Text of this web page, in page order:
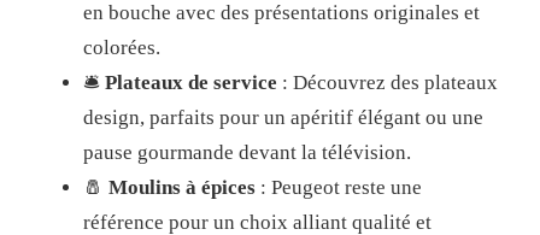
en bouche avec des présentations originales et
colorées.
🛎️ Plateaux de service : Découvrez des plateaux
design, parfaits pour un apéritif élégant ou une
pause gourmande devant la télévision.
🧂 Moulins à épices : Peugeot reste une
référence pour un choix alliant qualité et